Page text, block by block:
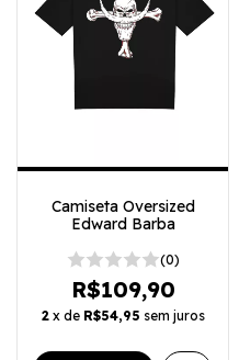
Camiseta Oversized
Edward Barba
(0)
R$109,90
2 x de R$54,95 sem juros